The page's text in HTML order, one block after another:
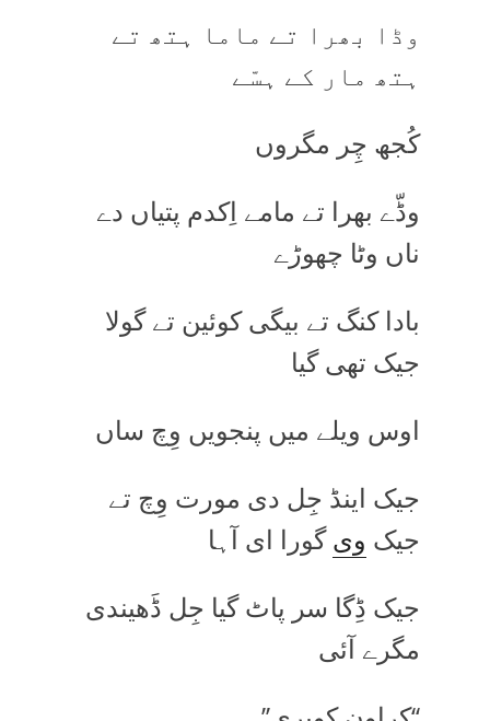
وڈا بھرا تے ماما ہتھ تے
ہتھ مار کے ہسّے
کُجھ چِر مگروں
وڈّے بھرا تے مامے اِکدم پتیاں دے
ناں وٹا چھوڑے
بادا کنگ تے بیگی کوئین تے گولا
جیک تھی گیا
اوس ویلے میں پنجویں وِچ ساں
جیک اینڈ جِل دی مورت وِچ تے
جیک ویگورا ای آہا
جیک ڈِگا سر پاٹ گیا جِل ڈَھیندی
مگرے آئی